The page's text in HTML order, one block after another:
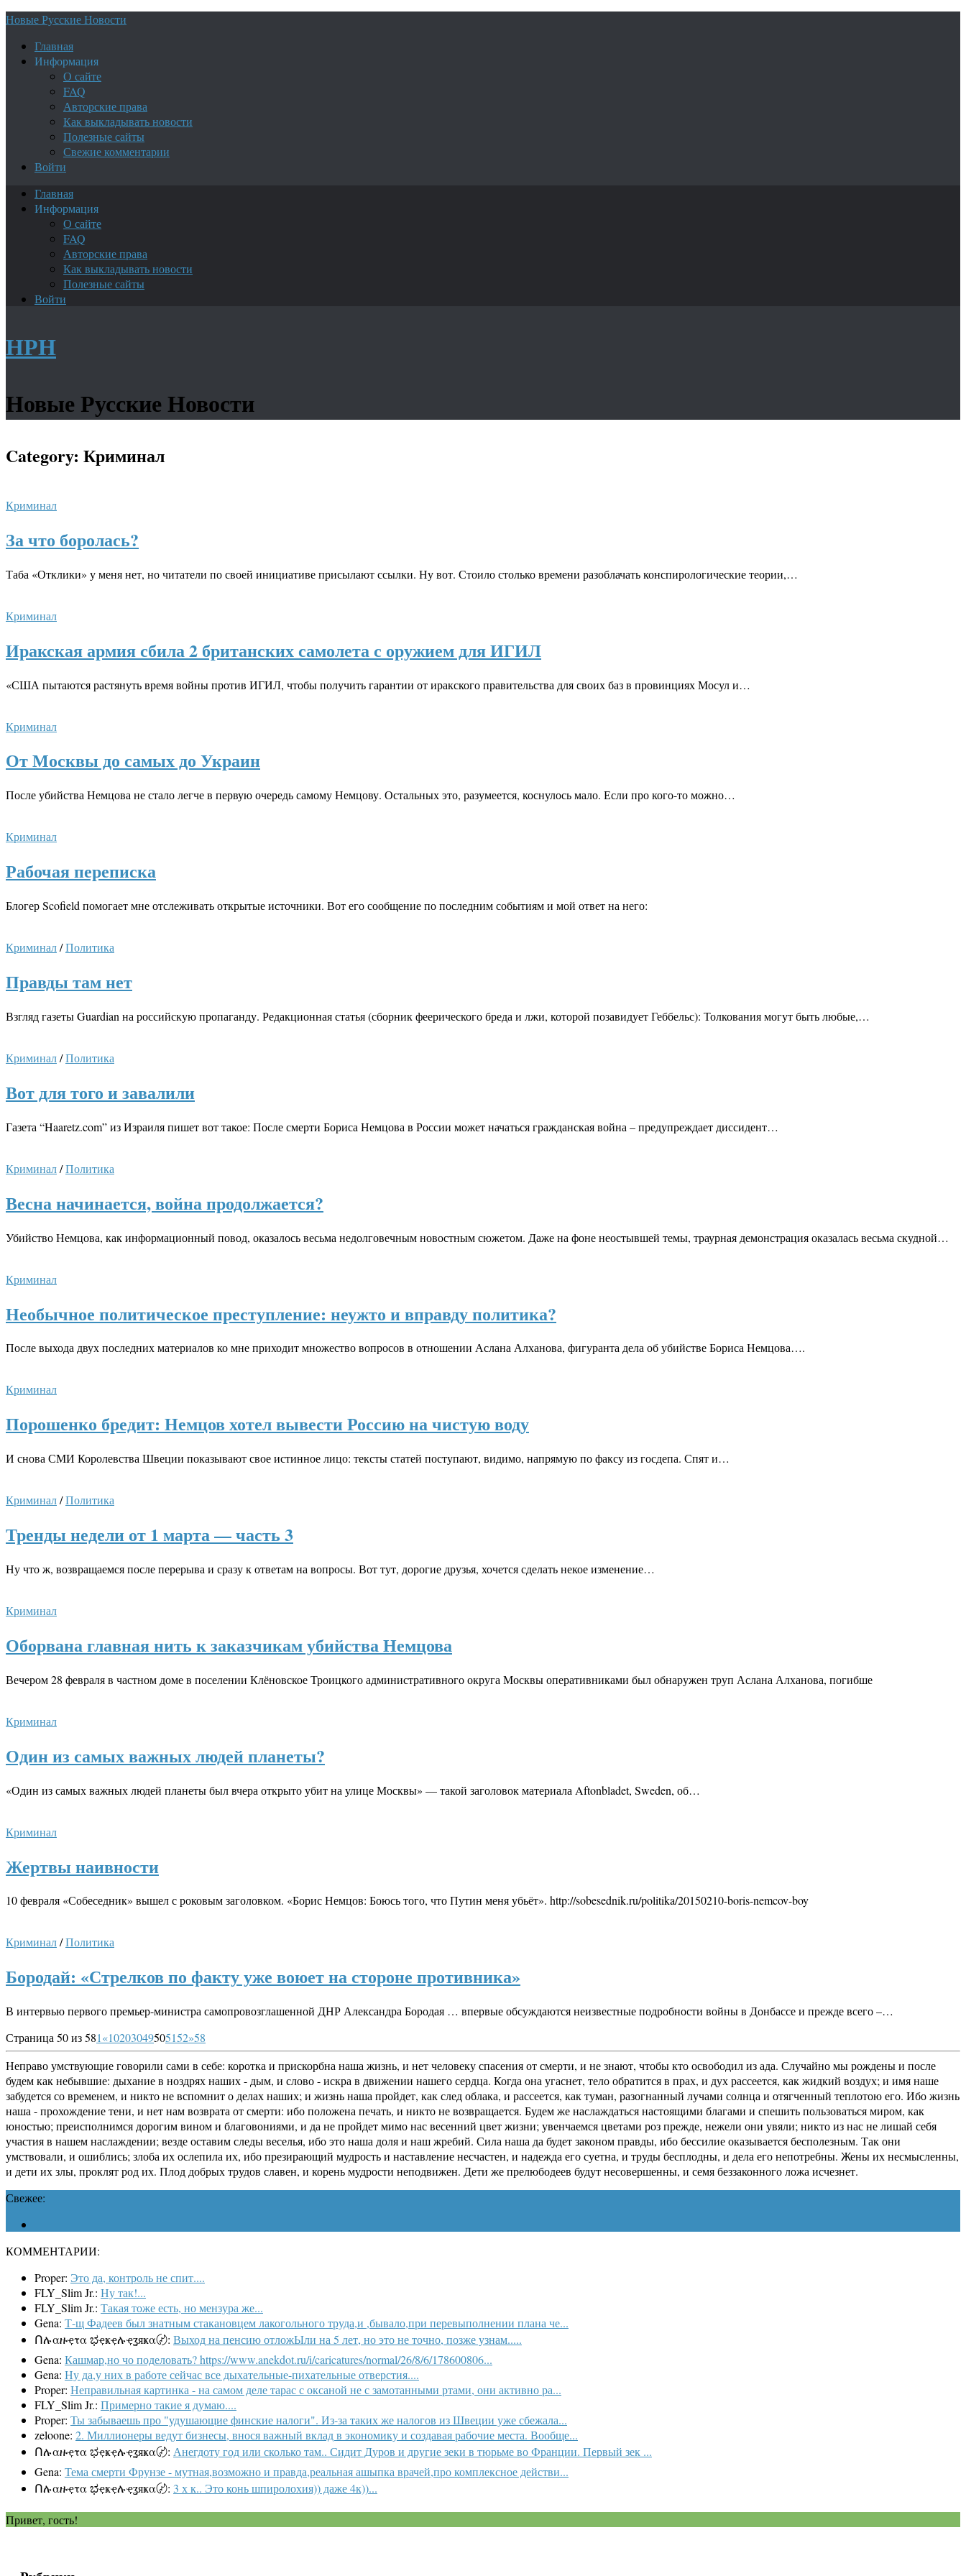
Новые Русские Новости
Главная
Информация
О сайте
FAQ
Авторские права
Как выкладывать новости
Полезные сайты
Свежие комментарии
Войти
Главная
Информация
О сайте
FAQ
Авторские права
Как выкладывать новости
Полезные сайты
Войти
НРН
Новые Русские Новости
Category: Криминал
Криминал
За что боролась?
Таба «Отклики» у меня нет, но читатели по своей инициативе присылают ссылки. Ну вот. Стоило столько времени разоблачать конспирологические теории,…
Криминал
Иракская армия сбила 2 британских самолета с оружием для ИГИЛ
«США пытаются растянуть время войны против ИГИЛ, чтобы получить гарантии от иракского правительства для своих баз в провинциях Мосул и…
Криминал
От Москвы до самых до Украин
После убийства Немцова не стало легче в первую очередь самому Немцову. Остальных это, разумеется, коснулось мало. Если про кого-то можно…
Криминал
Рабочая переписка
Блогер Scofield помогает мне отслеживать открытые источники. Вот его сообщение по последним событиям и мой ответ на него:
Криминал/Политика
Правды там нет
Взгляд газеты Guardian на российскую пропаганду. Редакционная статья (сборник феерического бреда и лжи, которой позавидует Геббельс): Толкования могут быть любые,…
Криминал/Политика
Вот для того и завалили
Газета “Haaretz.com” из Израиля пишет вот такое: После смерти Бориса Немцова в России может начаться гражданская война – предупреждает диссидент…
Криминал/Политика
Весна начинается, война продолжается?
Убийство Немцова, как информационный повод, оказалось весьма недолговечным новостным сюжетом. Даже на фоне неостывшей темы, траурная демонстрация оказалась весьма скудной…
Криминал
Необычное политическое преступление: неужто и вправду политика?
После выхода двух последних материалов ко мне приходит множество вопросов в отношении Аслана Алханова, фигуранта дела об убийстве Бориса Немцова….
Криминал
Порошенко бредит: Немцов хотел вывести Россию на чистую воду
И снова СМИ Королевства Швеции показывают свое истинное лицо: тексты статей поступают, видимо, напрямую по факсу из госдепа. Спят и…
Криминал/Политика
Тренды недели от 1 марта — часть 3
Ну что ж, возвращаемся после перерыва и сразу к ответам на вопросы. Вот тут, дорогие друзья, хочется сделать некое изменение…
Криминал
Оборвана главная нить к заказчикам убийства Немцова
Вечером 28 февраля в частном доме в поселении Клёновское Троицкого административного округа Москвы оперативниками был обнаружен труп Аслана Алханова, погибше
Криминал
Один из самых важных людей планеты?
«Один из самых важных людей планеты был вчера открыто убит на улице Москвы» — такой заголовок материала Aftonbladet, Sweden, об…
Криминал
Жертвы наивности
10 февраля «Собеседник» вышел с роковым заголовком. «Борис Немцов: Боюсь того, что Путин меня убьёт». http://sobesednik.ru/politika/20150210-boris-nemcov-boy
Криминал/Политика
Бородай: «Стрелков по факту уже воюет на стороне противника»
В интервью первого премьер-министра самопровозглашенной ДНР Александра Бородая … впервые обсуждаются неизвестные подробности войны в Донбассе и прежде всего –…
Страница 50 из 581«10203049505152»58
Неправо умствующие говорили сами в себе: коротка и прискорбна наша жизнь, и нет человеку спасения от смерти, и не знают, чтобы кто освободил из ада. Случайно мы рождены и после
будем как небывшие: дыхание в ноздрях наших - дым, и слово - искра в движении нашего сердца. Когда она угаснет, тело обратится в прах, и дух рассеется, как жидкий воздух; и имя наше
забудется со временем, и никто не вспомнит о делах наших; и жизнь наша пройдет, как след облака, и рассеется, как туман, разогнанный лучами солнца и отягченный теплотою его. Ибо жизнь
наша - прохождение тени, и нет нам возврата от смерти: ибо положена печать, и никто не возвращается. Будем же наслаждаться настоящими благами и спешить пользоваться миром, как
юностью; преисполнимся дорогим вином и благовониями, и да не пройдет мимо нас весенний цвет жизни; увенчаемся цветами роз прежде, нежели они увяли; никто из нас не лишай себя
участия в нашем наслаждении; везде оставим следы веселья, ибо это наша доля и наш жребий. Сила наша да будет законом правды, ибо бессилие оказывается бесполезным. Так они
умствовали, и ошиблись; злоба их ослепила их, ибо презирающий мудрость и наставление несчастен, и надежда его суетна, и труды бесплодны, и дела его непотребны. Жены их несмысленны,
и дети их злы, проклят род их. Плод добрых трудов славен, и корень мудрости неподвижен. Дети же прелюбодеев будут несовершенны, и семя беззаконного ложа исчезнет.
Свежее:
КОММЕНТАРИИ:
Proper: Это да, контроль не спит....
FLY_Slim Jr.: Ну так!...
FLY_Slim Jr.: Такая тоже есть, но мензура же...
Gena: Т-щ Фадеев был знатным стакановцем лакогольного труда,и ,бывало,при перевыполнении плана че...
Ոሉαዙҿτα ಭҿҝҿሉҿʓяҝα〄: Выход на пенсию отложЫли на 5 лет, но это не точно, позже узнам.....
Gena: Кашмар,но чо поделовать? https://www.anekdot.ru/i/caricatures/normal/26/8/6/178600806...
Gena: Ну да,у них в работе сейчас все дыхательные-пихательные отверстия....
Proper: Неправильная картинка - на самом деле тарас с оксаной не с замотанными ртами, они активно ра...
FLY_Slim Jr.: Примерно такие я думаю....
Proper: Ты забываешь про "удушающие финские налоги". Из-за таких же налогов из Швеции уже сбежала...
zeloone: 2. Миллионеры ведут бизнесы, внося важный вклад в экономику и создавая рабочие места. Вообще...
Ոሉαዙҿτα ಭҿҝҿሉҿʓяҝα〄: Анегдоту год или сколько там.. Сидит Дуров и другие зеки в тюрьме во Франции. Первый зек ...
Gena: Тема смерти Фрунзе - мутная,возможно и правда,реальная ашыпка врачей,про комплексное действи...
Ոሉαዙҿτα ಭҿҝҿሉҿʓяҝα〄: 3 х к.. Это конь шпиролохия)) даже 4к))...
Привет, гость!